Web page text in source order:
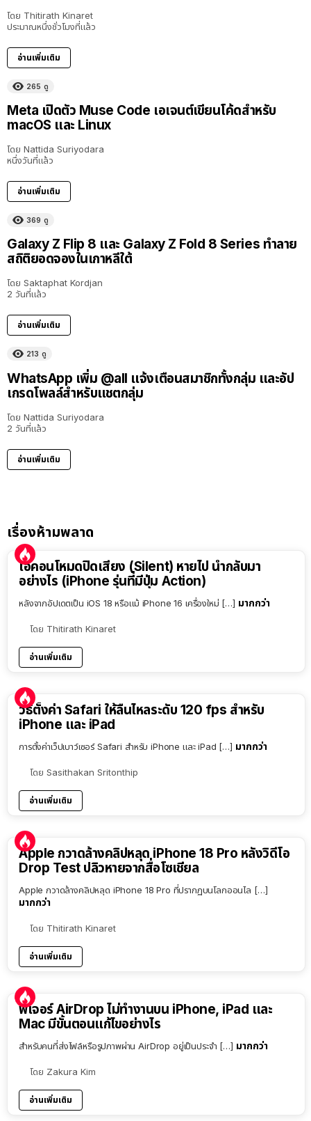
โดย Thitirath Kinaret
ประมาณหนึ่งชั่วโมงที่แล้ว
อ่านเพิ่มเติม
265 ดู
Meta เปิดตัว Muse Code เอเจนต์เขียนโค้ดสำหรับ
macOS และ Linux
โดย Nattida Suriyodara
หนึ่งวันที่แล้ว
อ่านเพิ่มเติม
369 ดู
Galaxy Z Flip 8 และ Galaxy Z Fold 8 Series ทำลาย
สถิติยอดจองในเกาหลีใต้
โดย Saktaphat Kordjan
2 วันที่แล้ว
อ่านเพิ่มเติม
213 ดู
WhatsApp เพิ่ม @all แจ้งเตือนสมาชิกทั้งกลุ่ม และอัป
เกรดโพลล์สำหรับแชตกลุ่ม
โดย Nattida Suriyodara
2 วันที่แล้ว
อ่านเพิ่มเติม
เรื่องห้ามพลาด
ไอคอนโหมดปิดเสียง (Silent) หายไป นำกลับมา
อย่างไร (iPhone รุ่นที่มีปุ่ม Action)
หลังจากอัปเดตเป็น iOS 18 หรือแม้ iPhone 16 เครื่องใหม่ […] มากกว่า
โดย Thitirath Kinaret
อ่านเพิ่มเติม
วิธีตั้งค่า Safari ให้ลื่นไหลระดับ 120 fps สำหรับ
iPhone และ iPad
การตั้งค่าเว็ปเบาว์เซอร์ Safari สำหรับ iPhone และ iPad […] มากกว่า
โดย Sasithakan Sritonthip
อ่านเพิ่มเติม
Apple กวาดล้างคลิปหลุด iPhone 18 Pro หลังวิดีโอ
Drop Test ปลิวหายจากสื่อโซเชียล
Apple กวาดล้างคลิปหลุด iPhone 18 Pro ที่ปรากฏบนโลกออนไล […]
มากกว่า
โดย Thitirath Kinaret
อ่านเพิ่มเติม
ฟีเจอร์ AirDrop ไม่ทำงานบน iPhone, iPad และ
Mac มีขั้นตอนแก้ไขอย่างไร
สำหรับคนที่ส่งไฟล์หรือรูปภาพผ่าน AirDrop อยู่เป็นประจำ […] มากกว่า
โดย Zakura Kim
อ่านเพิ่มเติม